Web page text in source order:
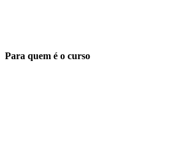
Para quem é o curso